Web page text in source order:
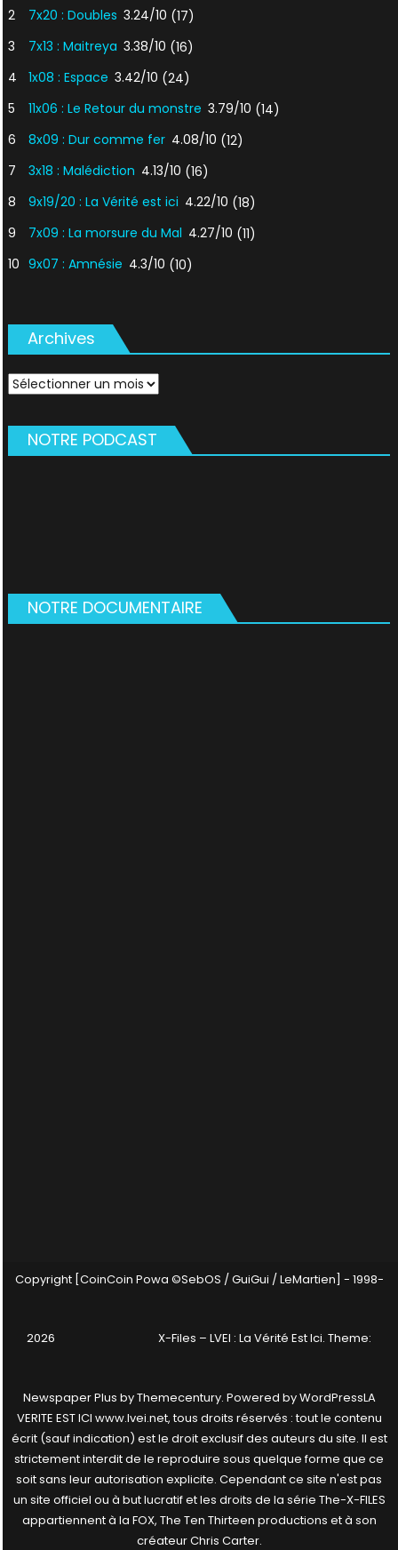
2
7x20 : Doubles 3.24/10 (17)
3
7x13 : Maitreya 3.38/10 (16)
4
1x08 : Espace 3.42/10 (24)
5
11x06 : Le Retour du monstre 3.79/10 (14)
6
8x09 : Dur comme fer 4.08/10 (12)
7
3x18 : Malédiction 4.13/10 (16)
8
9x19/20 : La Vérité est ici 4.22/10 (18)
9
7x09 : La morsure du Mal 4.27/10 (11)
10 9x07 : Amnésie 4.3/10 (10)
Archives
Archives
NOTRE PODCAST
NOTRE DOCUMENTAIRE
Copyright [CoinCoin Powa ©SebOS / GuiGui / LeMartien] - 1998-
2026 X-Files – LVEI : La Vérité Est Ici. Theme:
Newspaper Plus byThemecentury. Powered byWordPressLA
VERITE EST ICI www.lvei.net, tous droits réservés : tout le contenu
écrit (sauf indication) est le droit exclusif des auteurs du site. Il est
strictement interdit de le reproduire sous quelque forme que ce
soit sans leur autorisation explicite. Cependant ce site n'est pas
un site officiel ou à but lucratif et les droits de la série The-X-FILES
appartiennent à la FOX, The Ten Thirteen productions et à son
créateur Chris Carter.